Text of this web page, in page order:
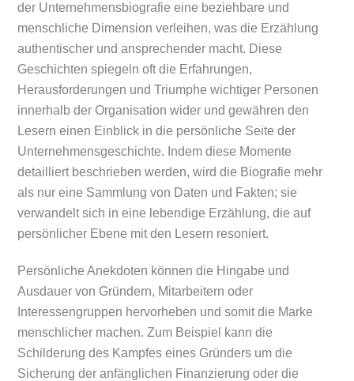
der Unternehmensbiografie eine beziehbare und
menschliche Dimension verleihen, was die Erzählung
authentischer und ansprechender macht. Diese
Geschichten spiegeln oft die Erfahrungen,
Herausforderungen und Triumphe wichtiger Personen
innerhalb der Organisation wider und gewähren den
Lesern einen Einblick in die persönliche Seite der
Unternehmensgeschichte. Indem diese Momente
detailliert beschrieben werden, wird die Biografie mehr
als nur eine Sammlung von Daten und Fakten; sie
verwandelt sich in eine lebendige Erzählung, die auf
persönlicher Ebene mit den Lesern resoniert.
Persönliche Anekdoten können die Hingabe und
Ausdauer von Gründern, Mitarbeitern oder
Interessengruppen hervorheben und somit die Marke
menschlicher machen. Zum Beispiel kann die
Schilderung des Kampfes eines Gründers um die
Sicherung der anfänglichen Finanzierung oder die